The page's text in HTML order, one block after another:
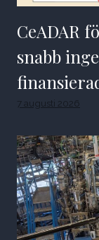
CeADAR
snabb
7 augusti 2026